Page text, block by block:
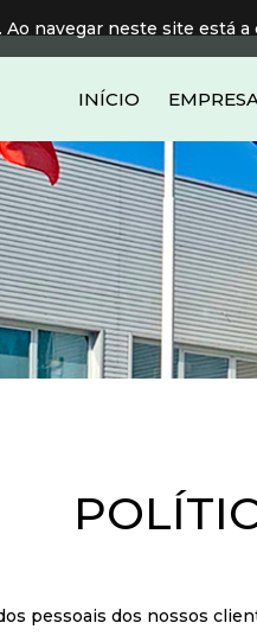
INÍCIO
pessoais dos nossos
navegar neste site está